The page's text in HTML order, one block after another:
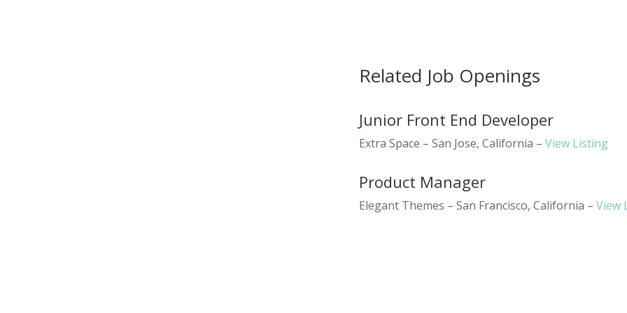
Related Job Openings
Junior Front End Developer
Extra Space – San Jose, California – View Listing
Product Manager
Elegant Themes – San Francisco, California – View